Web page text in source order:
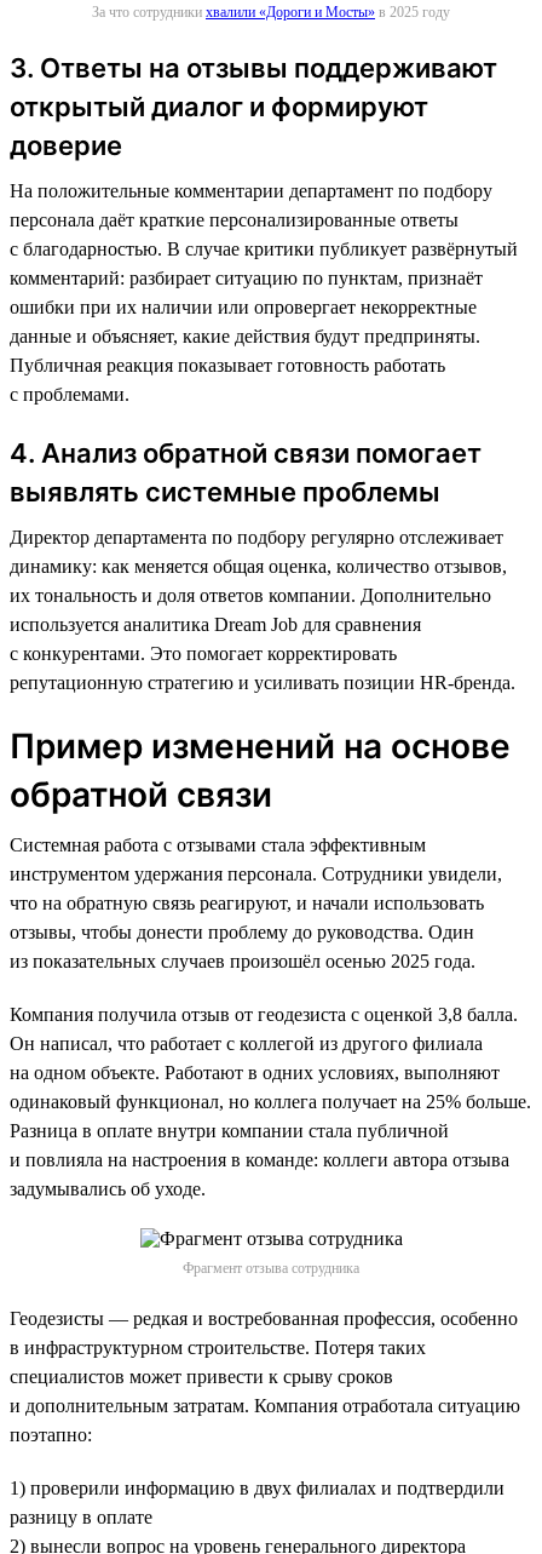
За что сотрудники хвалили «Дороги и Мосты» в 2025 году
3. Ответы на отзывы поддерживают
открытый диалог и формируют
доверие
На положительные комментарии департамент по подбору
персонала даёт краткие персонализированные ответы
с благодарностью. В случае критики публикует развёрнутый
комментарий: разбирает ситуацию по пунктам, признаёт
ошибки при их наличии или опровергает некорректные
данные и объясняет, какие действия будут предприняты.
Публичная реакция показывает готовность работать
с проблемами.
4. Анализ обратной связи помогает
выявлять системные проблемы
Директор департамента по подбору регулярно отслеживает
динамику: как меняется общая оценка, количество отзывов,
их тональность и доля ответов компании. Дополнительно
используется аналитика Dream Job для сравнения
с конкурентами. Это помогает корректировать
репутационную стратегию и усиливать позиции HR-бренда.
Пример изменений на основе
обратной связи
Системная работа с отзывами стала эффективным
инструментом удержания персонала. Сотрудники увидели,
что на обратную связь реагируют, и начали использовать
отзывы, чтобы донести проблему до руководства. Один
из показательных случаев произошёл осенью 2025 года.
Компания получила отзыв от геодезиста с оценкой 3,8 балла.
Он написал, что работает с коллегой из другого филиала
на одном объекте. Работают в одних условиях, выполняют
одинаковый функционал, но коллега получает на 25% больше.
Разница в оплате внутри компании стала публичной
и повлияла на настроения в команде: коллеги автора отзыва
задумывались об уходе.
Фрагмент отзыва сотрудника
Геодезисты — редкая и востребованная профессия, особенно
в инфраструктурном строительстве. Потеря таких
специалистов может привести к срыву сроков
и дополнительным затратам. Компания отработала ситуацию
поэтапно:
1) проверили информацию в двух филиалах и подтвердили
разницу в оплате
2) вынесли вопрос на уровень генерального директора